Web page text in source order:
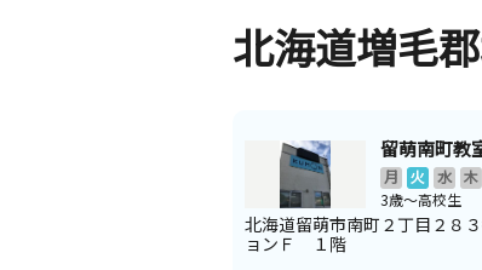
北海道増毛
留萌南町教
月 火 水 木
3歳～高校生
北海道留萌市南町２丁目２８
ョンＦ １階